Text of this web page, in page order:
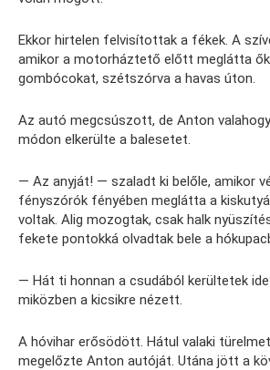
Ekkor hirtelen felvisítottak a fékek. A
amikor a motorháztető előtt meglátta
gombócokat, szétszórva a havas úton.
Az autó megcsúszott, de Anton
módon elkerülte a balesetet.
— Az anyját! — szaladt ki belőle, amikor
fényszórók fényében meglátta a
voltak. Alig mozogtak, csak halk
fekete pontokká olvadtak bele a
— Hát ti honnan a csudából kerültetek
miközben a kicsikre nézett.
A hóvihar erősödött. Hátul valaki
megelőzte Anton autóját. Utána jött a